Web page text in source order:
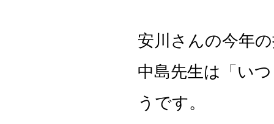
安川さんの今年
中島先生は「い
うです。